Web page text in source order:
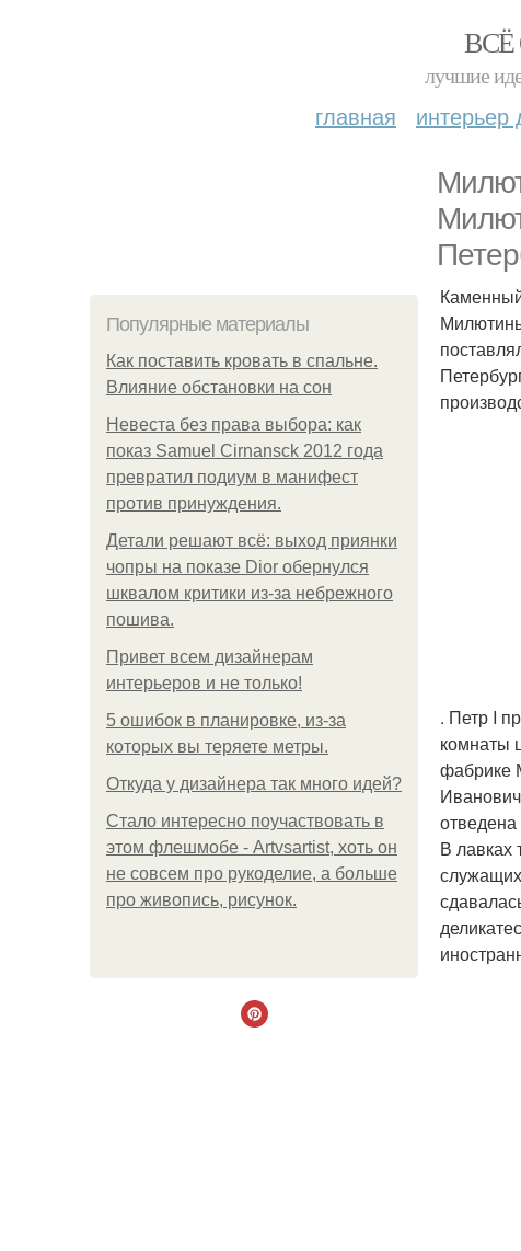
лучшие
главная
Популярные материалы
Как поставить кровать в спальне.
Влияние обстановки на сон
Невеста без права выбора: как
показ Samuel Cirnansck 2012 года
превратил подиум в манифест
против принуждения.
Детали решают всё: выход приянки
чопры на показе Dior обернулся
шквалом критики из-за небрежного
пошива.
Привет всем дизайнерам
интерьеров и не только!
5 ошибок в планировке, из-за
которых вы теряете метры.
Откуда у дизайнера так много идей?
Стало интересно поучаствовать в
этом флешмобе - Artvsartist, хоть он
не совсем про рукоделие, а больше
про живопись, рисунок.
. Петр I
комнаты
фабрике
В лавках